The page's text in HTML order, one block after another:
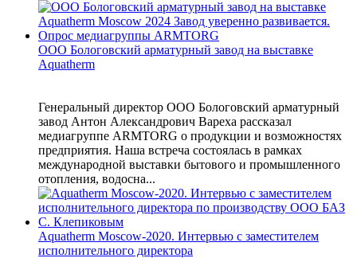
ООО Бологовский арматурный завод на выставке
Aquatherm
Генеральный директор ООО Бологовский арматурный
завод Антон Александрович Вареха рассказал
медиагруппе ARMTORG о продукции и возможностях
предприятия. Наша встреча состоялась в рамках
международной выставки бытового и промышленного
отопления, водосна...
Aquatherm Moscow-2020. Интервью с заместителем
исполнительного директора